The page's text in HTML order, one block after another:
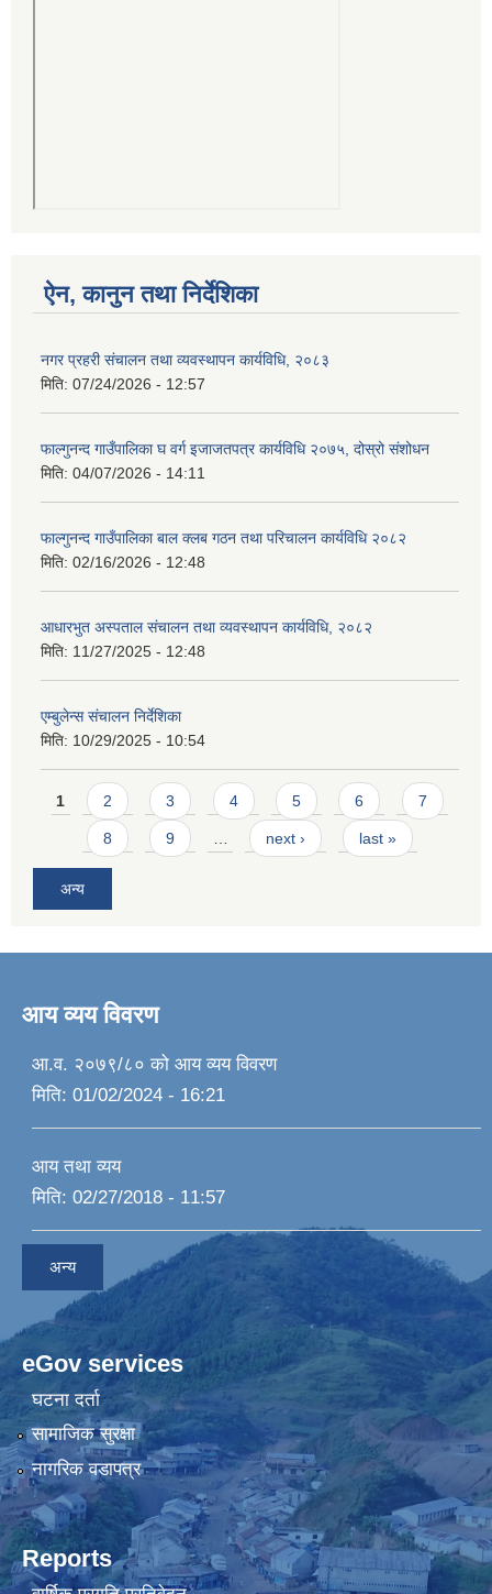
ऐन, कानुन तथा निर्देशिका
नगर प्रहरी संचालन तथा व्यवस्थापन कार्यविधि, २०८३
मिति: 07/24/2026 - 12:57
फाल्गुनन्द गाउँपालिका घ वर्ग इजाजतपत्र कार्यविधि २०७५, दोस्रो संशोधन
मिति: 04/07/2026 - 14:11
फाल्गुनन्द गाउँपालिका बाल क्लब गठन तथा परिचालन कार्यविधि २०८२
मिति: 02/16/2026 - 12:48
आधारभुत अस्पताल संचालन तथा व्यवस्थापन कार्यविधि, २०८२
मिति: 11/27/2025 - 12:48
एम्बुलेन्स संचालन निर्देशिका
मिति: 10/29/2025 - 10:54
Pages
1 2 3 4 5 6 7
8 9 next › last »
अन्य
आय व्यय विवरण
आ.व. २०७९/८० को आय व्यय विवरण
मिति: 01/02/2024 - 16:21
आय तथा व्यय
मिति: 02/27/2018 - 11:57
अन्य
eGov services
घटना दर्ता
सामाजिक सुरक्षा
नागरिक वडापत्र
Reports